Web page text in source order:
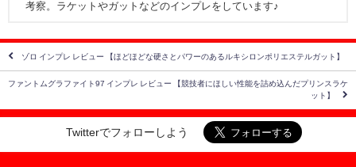
考察。ラケットやガットなどのインプレをしています♪
ゾロ インプレ レビュー 【ほどほどな硬さとパワーのあるルキシロンポリエステルガット】
ファントムグラファイト97 インプレ レビュー 【競技者にほしい性能を詰め込んだプリンスラケ
ット】
Twitterでフォローしよう